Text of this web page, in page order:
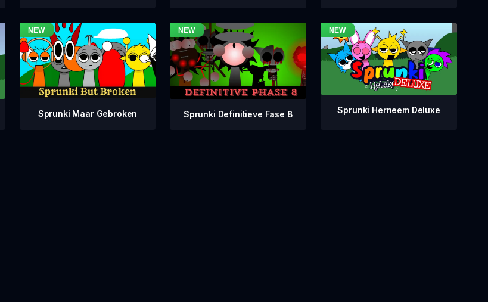
Sprunki Maar Gebroken Sprunki Definitieve Fase 8 Sprunki Herneem Deluxe